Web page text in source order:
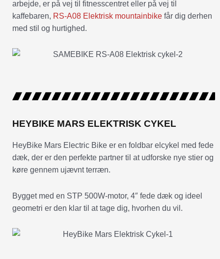
arbejde, er på vej til fitnesscentret eller på vej til
kaffebaren, RS-A08 Elektrisk mountainbike får dig derhen
med stil og hurtighed.
HEYBIKE MARS ELEKTRISK CYKEL
HeyBike Mars Electric Bike er en foldbar elcykel med fede
dæk, der er den perfekte partner til at udforske nye stier og
køre gennem ujævnt terræn.
Bygget med en STP 500W-motor, 4″ fede dæk og ideel
geometri er den klar til at tage dig, hvorhen du vil.